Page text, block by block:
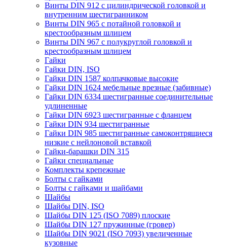
Винты DIN 912 с цилиндрической головкой и
внутренним шестигранником
Винты DIN 965 с потайной головкой и
крестообразным шлицем
Винты DIN 967 с полукруглой головкой и
крестообразным шлицем
Гайки
Гайки DIN, ISO
Гайки DIN 1587 колпачковые высокие
Гайки DIN 1624 мебельные врезные (забивные)
Гайки DIN 6334 шестигранные соединительные
удлиненные
Гайки DIN 6923 шестигранные с фланцем
Гайки DIN 934 шестигранные
Гайки DIN 985 шестигранные самоконтрящиеся
низкие с нейлоновой вставкой
Гайки-барашки DIN 315
Гайки специальные
Комплекты крепежные
Болты с гайками
Болты с гайками и шайбами
Шайбы
Шайбы DIN, ISO
Шайбы DIN 125 (ISO 7089) плоские
Шайбы DIN 127 пружинные (гровер)
Шайбы DIN 9021 (ISO 7093) увеличенные
кузовные